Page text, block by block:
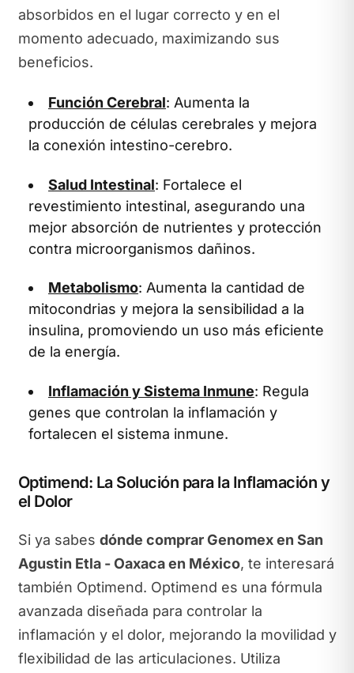
absorbidos en el lugar correcto y en el
momento adecuado, maximizando sus
beneficios.
Función Cerebral: Aumenta la
producción de células cerebrales y mejora
la conexión intestino-cerebro.
Salud Intestinal: Fortalece el
revestimiento intestinal, asegurando una
mejor absorción de nutrientes y protección
contra microorganismos dañinos.
Metabolismo: Aumenta la cantidad de
mitocondrias y mejora la sensibilidad a la
insulina, promoviendo un uso más eficiente
de la energía.
Inflamación y Sistema Inmune: Regula
genes que controlan la inflamación y
fortalecen el sistema inmune.
Optimend: La Solución para la Inflamación y
el Dolor
Si ya sabes dónde comprar Genomex en San
Agustin Etla - Oaxaca en México, te interesará
también Optimend. Optimend es una fórmula
avanzada diseñada para controlar la
inflamación y el dolor, mejorando la movilidad y
flexibilidad de las articulaciones. Utiliza